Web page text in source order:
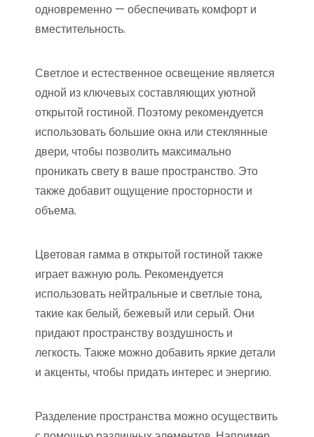
одновременно — обеспечивать комфорт и
вместительность.
Светлое и естественное освещение является
одной из ключевых составляющих уютной
открытой гостиной. Поэтому рекомендуется
использовать большие окна или стеклянные
двери, чтобы позволить максимально
проникать свету в ваше пространство. Это
также добавит ощущение просторности и
объема.
Цветовая гамма в открытой гостиной также
играет важную роль. Рекомендуется
использовать нейтральные и светлые тона,
такие как белый, бежевый или серый. Они
придают пространству воздушность и
легкость. Также можно добавить яркие детали
и акценты, чтобы придать интерес и энергию.
Разделение пространства можно осуществить